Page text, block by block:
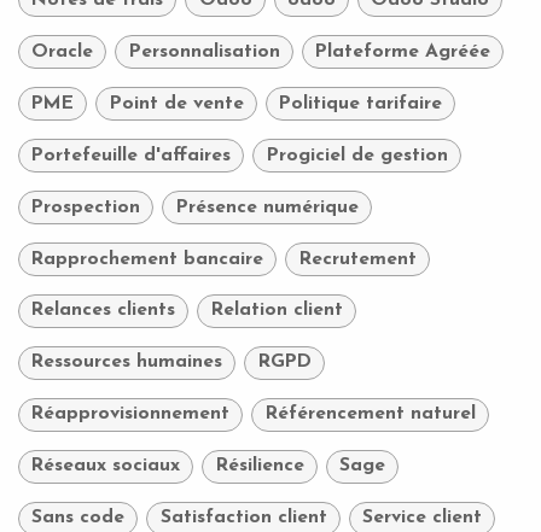
Oracle Personnalisation Plateforme Agréée
PME Point de vente Politique tarifaire
Portefeuille d'affaires Progiciel de gestion
Prospection Présence numérique
Rapprochement bancaire Recrutement
Relances clients Relation client
Ressources humaines RGPD
Réapprovisionnement Référencement naturel
Réseaux sociaux Résilience Sage
Sans code Satisfaction client Service client